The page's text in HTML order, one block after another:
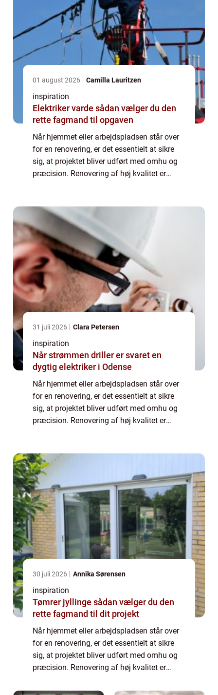
01 august 2026 Camilla Lauritzen
inspiration
Elektriker varde sådan vælger du den
rette fagmand til opgaven
Når hjemmet eller arbejdspladsen står over
for en renovering, er det essentielt at sikre
sig, at projektet bliver udført med omhu og
præcision. Renovering af høj kvalitet er
31 juli 2026 Clara Petersen
inspiration
Når strømmen driller er svaret en
dygtig elektriker i Odense
Når hjemmet eller arbejdspladsen står over
for en renovering, er det essentielt at sikre
sig, at projektet bliver udført med omhu og
præcision. Renovering af høj kvalitet er
30 juli 2026 Annika Sørensen
inspiration
Tømrer jyllinge sådan vælger du den
rette fagmand til dit projekt
Når hjemmet eller arbejdspladsen står over
for en renovering, er det essentielt at sikre
sig, at projektet bliver udført med omhu og
præcision. Renovering af høj kvalitet er